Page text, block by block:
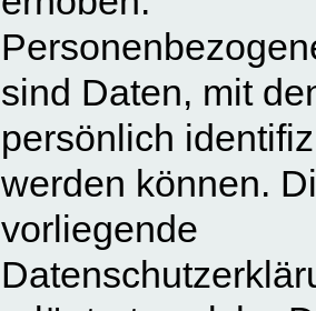
sind Daten, mit
persönlich
werden können.
vorliegende